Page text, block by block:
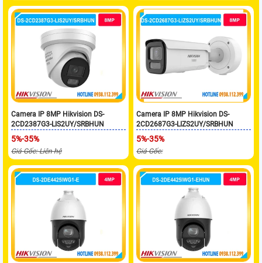
Camera IP 8MP Hikvision DS-
2CD2387G3-LIS2UY/SRBHUN
5%-35%
Giá Gốc: Liên hệ
Camera IP 8MP Hikvision DS-
2CD2687G3-LIZS2UY/SRBHUN
5%-35%
Giá Gốc: